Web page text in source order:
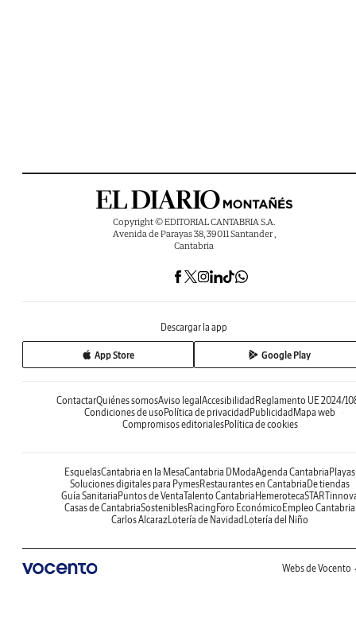
Copyright © EDITORIAL CANTABRIA S.A.
Avenida de Parayas 38, 39011 Santander ,
Cantabria
Descargar la app
App Store Google Play
ContactarQuiénes somosAviso legal Accesibilidad Reglamento UE 2024/
Condiciones de uso Política de privacidad Publicidad Mapa web
Compromisos editorialesPolítica de cookies
EsquelasCantabria en la MesaCantabria DModaAgenda Cantabria Playas
Soluciones digitales para PymesRestaurantes en Cantabria De tiendas
Guía Sanitaria Puntos de VentaTalento Cantabria Hemeroteca
Casas de CantabriaSosteniblesRacing Foro Económico Empleo Cantabria
Carlos AlcarazLotería de Navidad Lotería del Niño
Webs de Vocento